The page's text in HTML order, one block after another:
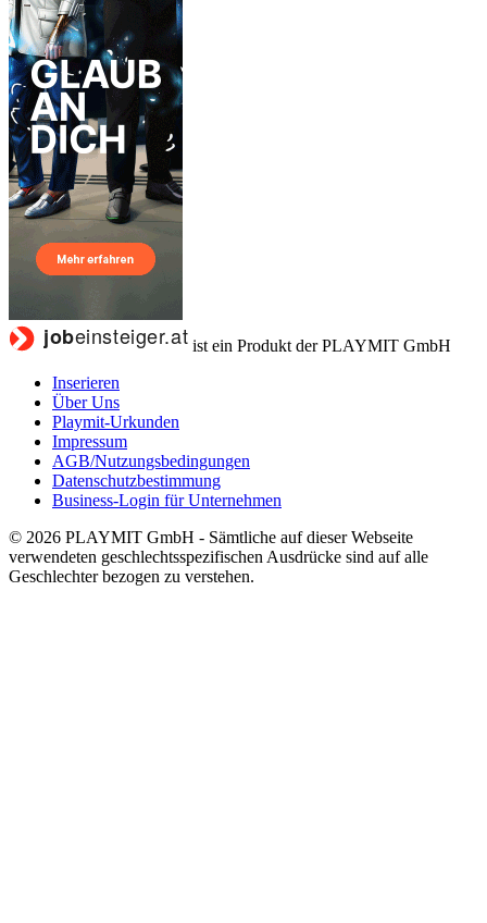
ist ein Produkt der PLAYMIT GmbH
Inserieren
Über Uns
Playmit-Urkunden
Impressum
AGB/Nutzungsbedingungen
Datenschutzbestimmung
Business-Login für Unternehmen
© 2026 PLAYMIT GmbH - Sämtliche auf dieser Webseite
verwendeten geschlechtsspezifischen Ausdrücke sind auf alle
Geschlechter bezogen zu verstehen.